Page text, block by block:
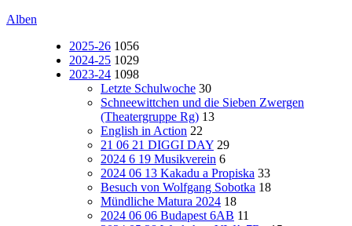
Alben
2025-26 1056
2024-25 1029
2023-24 1098
Letzte Schulwoche 30
Schneewittchen und die Sieben Zwergen
(Theatergruppe Rg) 13
English in Action 22
21 06 21 DIGGI DAY 29
2024 6 19 Musikverein 6
2024 06 13 Kakadu a Propiska 33
Besuch von Wolfgang Sobotka 18
Mündliche Matura 2024 18
2024 06 06 Budapest 6AB 11